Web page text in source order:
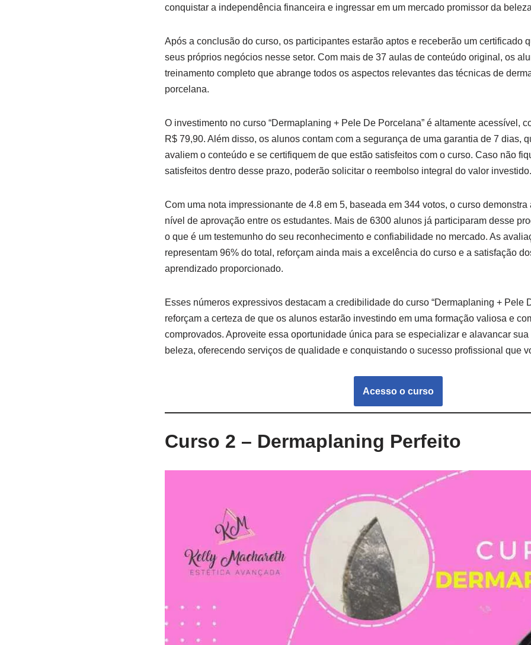
conquistar a independência financeira e ingressar em um mercado promissor da
Após a conclusão do curso, os participantes estarão aptos e receberão um certificado
seus próprios negócios nesse setor. Com mais de 37 aulas de conteúdo original, os
treinamento completo que abrange todos os aspectos relevantes das técnicas de
porcelana.
O investimento no curso “Dermaplaning + Pele De Porcelana” é altamente acessível,
R$ 79,90. Além disso, os alunos contam com a segurança de uma garantia de 7 dias,
avaliem o conteúdo e se certifiquem de que estão satisfeitos com o curso. Caso não
satisfeitos dentro desse prazo, poderão solicitar o reembolso integral do valor investido.
Com uma nota impressionante de 4.8 em 5, baseada em 344 votos, o curso
nível de aprovação entre os estudantes. Mais de 6300 alunos já participaram desse
o que é um testemunho do seu reconhecimento e confiabilidade no mercado. As
representam 96% do total, reforçam ainda mais a excelência do curso e a satisfação
aprendizado proporcionado.
Esses números expressivos destacam a credibilidade do curso “Dermaplaning + Pele
reforçam a certeza de que os alunos estarão investindo em uma formação valiosa e
comprovados. Aproveite essa oportunidade única para se especializar e alavancar sua
beleza, oferecendo serviços de qualidade e conquistando o sucesso profissional que
Acesso o curso
Curso 2 – Dermaplaning Perfeito